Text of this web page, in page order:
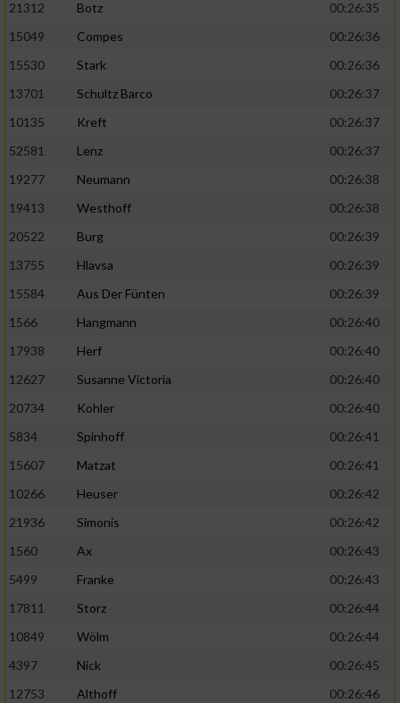
21312 Botz
00:26:35
15049
Compes
00:26:36
15530
Stark
00:26:36
13701
Schultz Barco
00:26:37
10135
Kreft
00:26:37
52581
Lenz
00:26:37
19277
Neumann
00:26:38
19413
Westhoff
00:26:38
20522
Burg
00:26:39
13755
Hlavsa
00:26:39
15584
Aus Der Fünten
00:26:39
1566
Hangmann
00:26:40
17938
Herf
00:26:40
12627
Susanne Victoria
00:26:40
20734
Kohler
00:26:40
5834
Spinhoff
00:26:41
15607
Matzat
00:26:41
10266
Heuser
00:26:42
21936
Simonis
00:26:42
1560
Ax
00:26:43
5499
Franke
00:26:43
17811
Storz
00:26:44
10849
Wölm
00:26:44
4397
Nick
00:26:45
12753
Althoff
00:26:46